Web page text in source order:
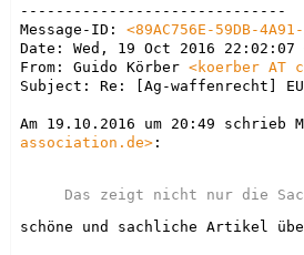
------------------------------
Message-ID: <89AC756E-59DB-
Date: Wed, 19 Oct 2016 22:02:07
From: Guido Körber <koerber AT
Subject: Re: [Ag-waffenrecht]
Am 19.10.2016 um 20:49 schrieb
association.de> :
schöne und sachliche Artikel